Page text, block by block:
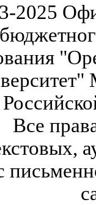
2025
Все